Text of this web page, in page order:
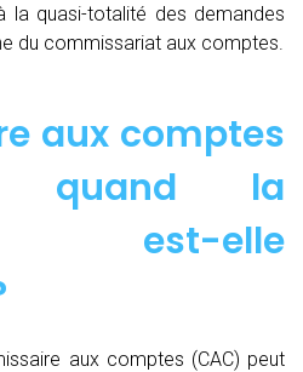
la quasi-totalité des demandes
du commissariat aux comptes.
aux comptes
la
est-elle
aux comptes (CAC) peut